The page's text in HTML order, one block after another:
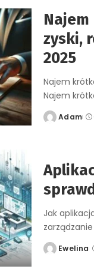
zyski,
2025
Najem
Najem
PostedAdam
Jak
PostedEwelina